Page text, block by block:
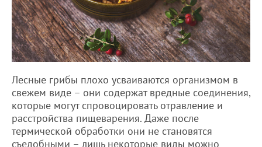
Лесные грибы плохо усваиваются организмом в
свежем виде – они содержат вредные соединения,
которые могут спровоцировать отравление и
расстройства пищеварения. Даже после
термической обработки они не становятся
съедобными – лишь некоторые виды можно